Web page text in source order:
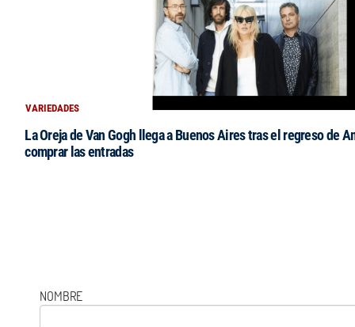
VARIEDADES
La Oreja de Van Gogh llega a Buenos Aires tras el regreso de
comprar las entradas
NOMBRE